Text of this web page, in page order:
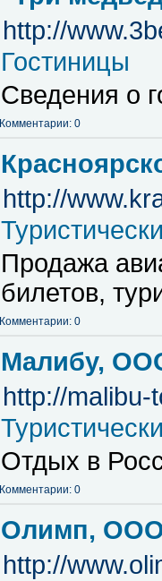
http://
Гостиницы
Сведения о
Комментарии: 0
http://
Продажа
билетов,
Комментарии: 0
Малибу,
http://malibu-
Отдых в
Комментарии: 0
Олимп,
http://